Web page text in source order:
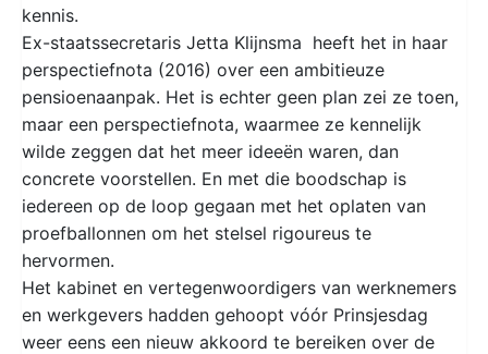
kennis.
Ex-staatssecretaris Jetta Klijnsma heeft het in haar
perspectiefnota (2016) over een ambitieuze
pensioenaanpak. Het is echter geen plan zei ze toen,
maar een perspectiefnota, waarmee ze kennelijk
wilde zeggen dat het meer ideeën waren, dan
concrete voorstellen. En met die boodschap is
iedereen op de loop gegaan met het oplaten van
proefballonnen om het stelsel rigoureus te
hervormen.
Het kabinet en vertegenwoordigers van werknemers
en werkgevers hadden gehoopt vóór Prinsjesdag
weer eens een nieuw akkoord te bereiken over de